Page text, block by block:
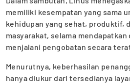
memiliki kesempatan yang sama
kehidupan yang sehat, produktif,
masyarakat, selama
menjalani pengobatan secara
Menurutnya, keberhasilan
hanya diukur dari tersedianya